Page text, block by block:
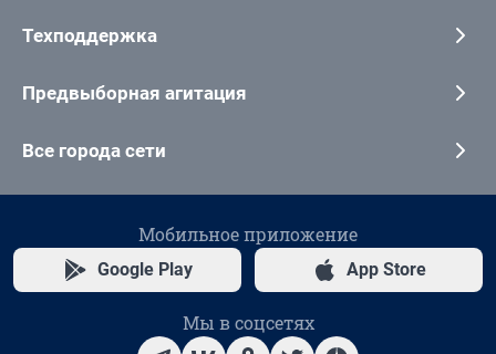
Техподдержка
Предвыборная агитация
Все города сети
Мобильное приложение
Google Play App Store
Мы в соцсетях